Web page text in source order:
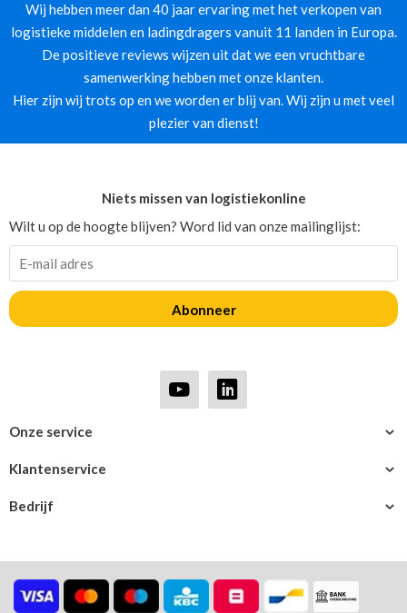
Wij hebben meer dan 40 jaar ervaring met het verkopen van
logistieke middelen en ladingdragers vanuit 11 landen in Europa.
De positieve reviews wijzen uit dat we een vruchtbare
samenwerking hebben met onze klanten.
Hier zijn wij trots op en we worden er blij van. Wij zijn u met veel
plezier van dienst!
Bedrijf
Klantenservice
Onze service
Niets missen van logistiekonline
Wilt u op de hoogte blijven? Word lid van onze mailinglijst:
Abonneer